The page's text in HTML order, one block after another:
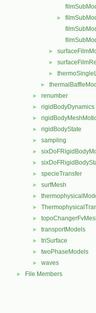
►
►
►
►
►
► renumber
► rigidBodyDynamics
►
► rigidBodyState
► sampling
►
►
► specieTransfer
► surfMesh
►
►
►
► transportModels
► triSurface
► twoPhaseModels
► waves
► File Members